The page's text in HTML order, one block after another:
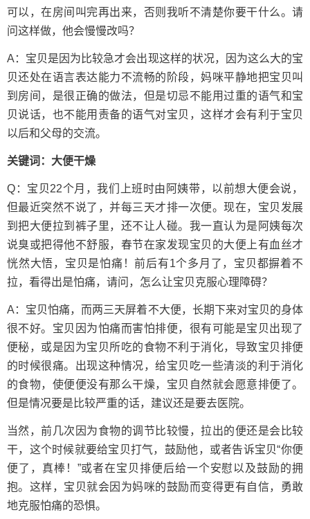
可以，在房间叫完再出来，否则我听不清楚你要干什么。请
问这样做，他会慢慢改吗？
A：宝贝是因为比较急才会出现这样的状况，因为这么大的宝
贝还处在语言表达能力不流畅的阶段，妈咪平静地把宝贝叫
到房间，是很正确的做法，但是切忌不能用过重的语气和宝
贝说话，也不能用责备的语气对宝贝，这样才会有利于宝贝
以后和父母的交流。
关键词：大便干燥
Q：宝贝22个月，我们上班时由阿姨带，以前想大便会说，
但最近突然不说了，并每三天才排一次便。现在，宝贝发展
到把大便拉到裤子里，还不让人碰。我一直认为是阿姨每次
说臭或把得他不舒服，春节在家发现宝贝的大便上有血丝才
恍然大悟，宝贝是怕痛！前后有1个多月了，宝贝都摒着不
拉，看得出是怕痛，请问，怎么让宝贝克服心理障碍？
A：宝贝怕痛，而两三天屏着不大便，长期下来对宝贝的身体
很不好。宝贝因为怕痛而害怕排便，很有可能是宝贝出现了
便秘，或是因为宝贝所吃的食物不利于消化，导致宝贝排便
的时候很痛。出现这种情况，给宝贝吃一些清淡的利于消化
的食物，使便便没有那么干燥，宝贝自然就会愿意排便了。
但是情况要是比较严重的话，建议还是要去医院。
当然，前几次因为食物的调节比较慢，拉出的便还是会比较
干，这个时候就要给宝贝打气，鼓励他，或者告诉宝贝“你便
便了，真棒！”或者在宝贝排便后给一个安慰以及鼓励的拥
抱。这样，宝贝就会因为妈咪的鼓励而变得更有自信，勇敢
地克服怕痛的恐惧。